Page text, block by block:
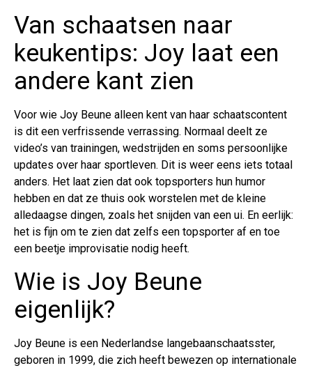
Van schaatsen naar
keukentips: Joy laat een
andere kant zien
Voor wie Joy Beune alleen kent van haar schaatscontent
is dit een verfrissende verrassing. Normaal deelt ze
video’s van trainingen, wedstrijden en soms persoonlijke
updates over haar sportleven. Dit is weer eens iets totaal
anders. Het laat zien dat ook topsporters hun humor
hebben en dat ze thuis ook worstelen met de kleine
alledaagse dingen, zoals het snijden van een ui. En eerlijk:
het is fijn om te zien dat zelfs een topsporter af en toe
een beetje improvisatie nodig heeft.
Wie is Joy Beune
eigenlijk?
Joy Beune is een Nederlandse langebaanschaatsster,
geboren in 1999, die zich heeft bewezen op internationale